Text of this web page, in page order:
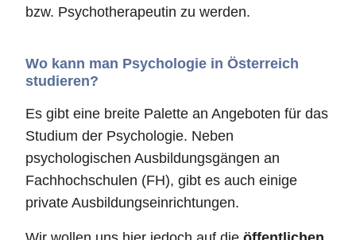
bzw. Psychotherapeutin zu werden.
Wo kann man Psychologie in Österreich
studieren?
Es gibt eine breite Palette an Angeboten für das
Studium der Psychologie. Neben
psychologischen Ausbildungsgängen an
Fachhochschulen (FH), gibt es auch einige
private Ausbildungseinrichtungen.